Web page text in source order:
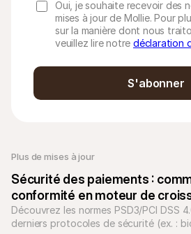
Plus de mises à jour
Sécurité des paiements :
conformité en moteur de
Découvrez les normes PSD3/PCI DSS
derniers protocoles de sécurité (ex. :
Oui, je souhaite recevoir des
mises à jour de Mollie. Pour
sur la manière dont nous
veuillez lire notre déclaration
S'abonner